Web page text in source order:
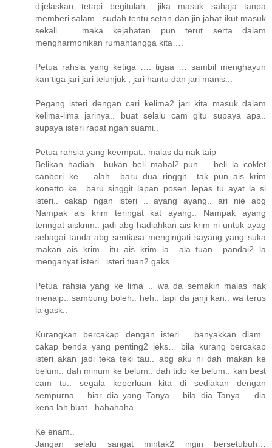
dijelaskan tetapi begitulah.. jika masuk sahaja tanpa
memberi salam.. sudah tentu setan dan jin jahat ikut masuk
sekali .. maka kejahatan pun terut serta dalam
mengharmonikan rumahtangga kita….
Petua rahsia yang ketiga …. tigaa … sambil menghayun
kan tiga jari jari telunjuk , jari hantu dan jari manis...
Pegang isteri dengan cari kelima2 jari kita masuk dalam
kelima-lima jarinya.. buat selalu cam gitu supaya apa..
supaya isteri rapat ngan suami..
Petua rahsia yang keempat.. malas da nak taip
Belikan hadiah.. bukan beli mahal2 pun…. beli la coklet
canberi ke .. alah ..baru dua ringgit.. tak pun ais krim
konetto ke.. baru singgit lapan posen..lepas tu ayat la si
isteri.. cakap ngan isteri .. ayang ayang.. ari nie abg
Nampak ais krim teringat kat ayang.. Nampak ayang
teringat aiskrim.. jadi abg hadiahkan ais krim ni untuk ayag
sebagai tanda abg sentiasa mengingati sayang yang suka
makan ais krim.. itu ais krim la.. ala tuan.. pandai2 la
menganyat isteri.. isteri tuan2 gaks..
Petua rahsia yang ke lima .. wa da semakin malas nak
menaip.. sambung boleh.. heh.. tapi da janji kan.. wa terus
la gask..
Kurangkan bercakap dengan isteri… banyakkan diam..
cakap benda yang penting2 jeks… bila kurang bercakap
isteri akan jadi teka teki tau.. abg aku ni dah makan ke
belum.. dah minum ke belum.. dah tido ke belum.. kan best
cam tu.. segala keperluan kita di sediakan dengan
sempurna… biar dia yang Tanya… bila dia Tanya .. dia
kena lah buat.. hahahaha
Ke enam..
Jangan selalu sangat mintak2 ingin bersetubuh…